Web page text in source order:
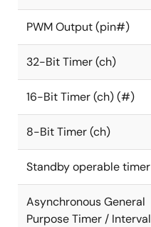
PWM Output (pin#)
32-Bit Timer (ch)
16-Bit Timer (ch) (#)
8-Bit Timer (ch)
Standby operable timer
Asynchronous General
Purpose Timer / Interval